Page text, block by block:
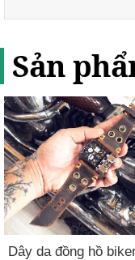
Sản
Dây da đồng hồ